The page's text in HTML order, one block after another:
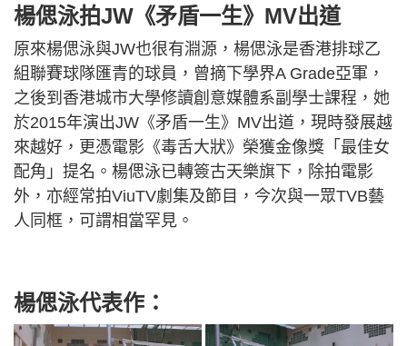
楊偲泳拍JW《矛盾一生》MV出道
原來楊偲泳與JW也很有淵源，楊偲泳是香港排球乙
組聯賽球隊匯青的球員，曾摘下學界A Grade亞軍，
之後到香港城市大學修讀創意媒體系副學士課程，她
於2015年演出JW《矛盾一生》MV出道，現時發展越
來越好，更憑電影《毒舌大狀》榮獲金像獎「最佳女
配角」提名。楊偲泳已轉簽古天樂旗下，除拍電影
外，亦經常拍ViuTV劇集及節目，今次與一眾TVB藝
人同框，可謂相當罕見。
楊偲泳代表作：